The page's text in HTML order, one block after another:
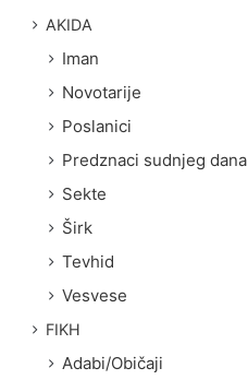
AKIDA
Iman
Novotarije
Poslanici
Predznaci sudnjeg dana
Sekte
Širk
Tevhid
Vesvese
FIKH
Adabi/Običaji